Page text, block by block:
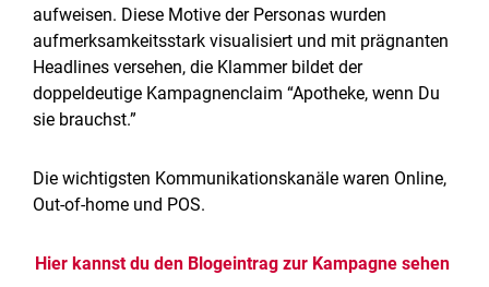
aufweisen. Diese Motive der Personas wurden
aufmerksamkeitsstark visualisiert und mit prägnanten
Headlines versehen, die Klammer bildet der
doppeldeutige Kampagnenclaim “Apotheke, wenn Du
sie brauchst.”
Die wichtigsten Kommunikationskanäle waren Online,
Out-of-home und POS.
Hier kannst du den Blogeintrag zur Kampagne sehen